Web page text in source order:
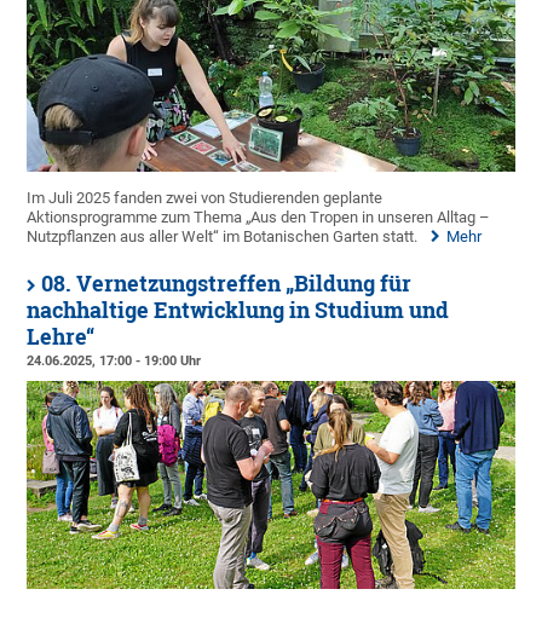
Im Juli 2025 fanden zwei von Studierenden geplante
Aktionsprogramme zum Thema „Aus den Tropen in unseren Alltag –
Nutzpflanzen aus aller Welt“ im Botanischen Garten statt.
Mehr
08. Vernetzungstreffen „Bildung für
nachhaltige Entwicklung in Studium und
Lehre“
24.06.2025, 17:00 - 19:00 Uhr